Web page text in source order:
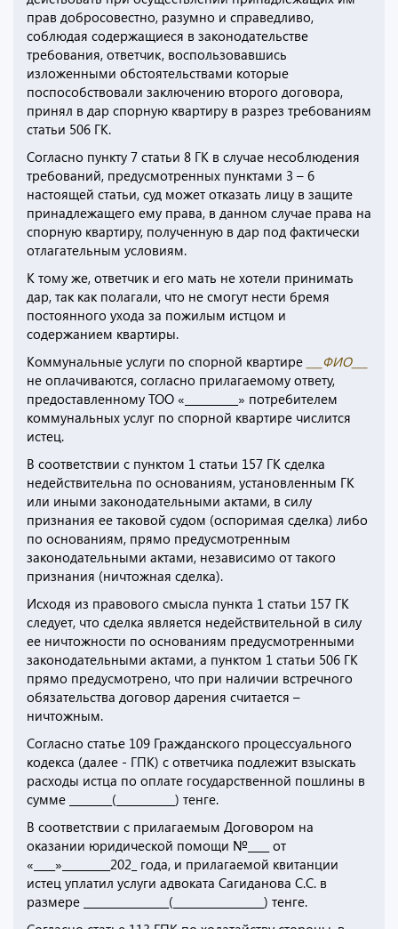
прав добросовестно, разумно и справедливо,
соблюдая содержащиеся в законодательстве
требования, ответчик, воспользовавшись
изложенными обстоятельствами которые
поспособствовали заключению второго договора,
принял в дар спорную квартиру в разрез требованиям
статьи 506 ГК.
Согласно пункту 7 статьи 8 ГК в случае несоблюдения
требований, предусмотренных пунктами 3 – 6
настоящей статьи, суд может отказать лицу в защите
принадлежащего ему права, в данном случае права на
спорную квартиру, полученную в дар под фактически
отлагательным условиям.
К тому же, ответчик и его мать не хотели принимать
дар, так как полагали, что не смогут нести бремя
постоянного ухода за пожилым истцом и
содержанием квартиры.
Коммунальные услуги по спорной квартире
___ФИО___
не оплачиваются, согласно прилагаемому ответу,
предоставленному ТОО «__________» потребителем
коммунальных услуг по спорной квартире числится
истец.
В соответствии с пунктом 1 статьи 157 ГК сделка
недействительна по основаниям, установленным ГК
или иными законодательными актами, в силу
признания ее таковой судом (оспоримая сделка) либо
по основаниям, прямо предусмотренным
законодательными актами, независимо от такого
признания (ничтожная сделка).
Исходя из правового смысла пункта 1 статьи 157 ГК
следует, что сделка является недействительной в силу
ее ничтожности по основаниям предусмотренными
законодательными актами, а пунктом 1 статьи 506 ГК
прямо предусмотрено, что при наличии встречного
обязательства договор дарения считается –
ничтожным.
Согласно статье 109 Гражданского процессуального
кодекса (далее - ГПК) с ответчика подлежит взыскать
расходы истца по оплате государственной пошлины в
сумме ________(___________) тенге.
В соответствии с прилагаемым Договором на
оказании юридической помощи №____ от
«____»_________202_ года, и прилагаемой квитанции
истец уплатил услуги адвоката Сагиданова С.С. в
размере ________________(_________________) тенге.